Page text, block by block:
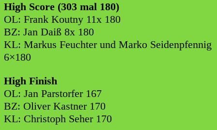
High Score (303 mal 180)
OL: Frank Koutny 11x 180
BZ: Jan Daiß 8x 180
KL: Markus Feuchter und Marko Seidenpfennig
6×180
High Finish
OL: Jan Parstorfer 167
BZ: Oliver Kastner 170
KL: Christoph Seher 170